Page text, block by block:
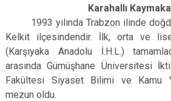
Karahallı
1993 yılında Trabzon ilinde
Kelkit ilçesindendir. İlk, orta ve
(Karşıyaka Anadolu İ.H.L.)
arasında Gümüşhane Üniversitesi
Fakültesi Siyaset Bilimi ve Kamu
mezun oldu.